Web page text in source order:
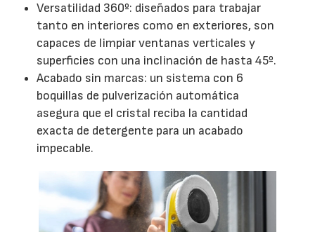
Versatilidad 360º: diseñados para trabajar
tanto en interiores como en exteriores, son
capaces de limpiar ventanas verticales y
superficies con una inclinación de hasta 45º.
Acabado sin marcas: un sistema con 6
boquillas de pulverización automática
asegura que el cristal reciba la cantidad
exacta de detergente para un acabado
impecable.